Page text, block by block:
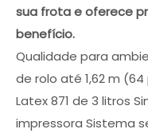
sua frota e oferece
benefício.
Qualidade para
de rolo até 1,62 m
Latex 871 de 3 litros
impressora Sistema
QUERO